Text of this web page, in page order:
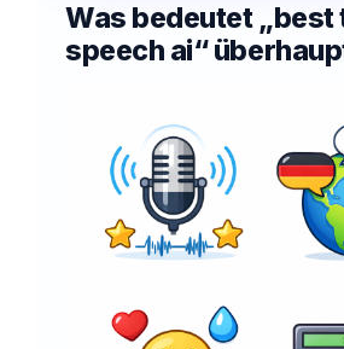
Was bedeutet
speech ai“